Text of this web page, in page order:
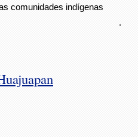
comunidades indígenas
.